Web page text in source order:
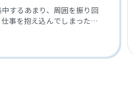
するあまり、周囲を振り回
事を抱え込んでしまったり